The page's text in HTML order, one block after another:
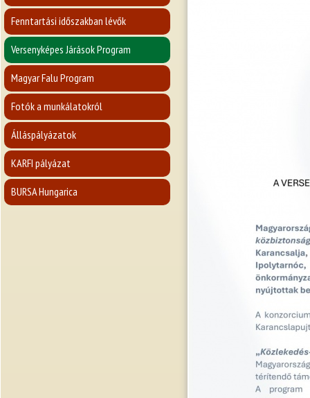
Fenntartási időszakban lévők
Versenyképes Járások Program
Magyar Falu Program
Fotók a munkálatokról
Álláspályázatok
KARFI pályázat
BURSA Hungarica